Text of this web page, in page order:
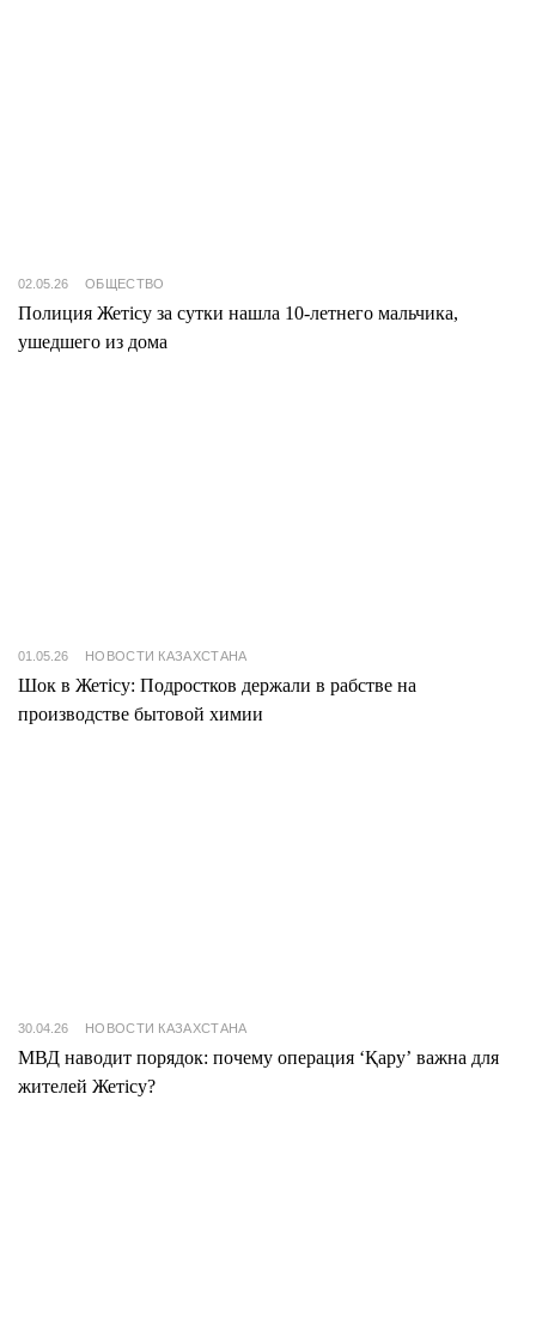
02.05.26 ОБЩЕСТВО
Полиция Жетісу за сутки нашла 10-летнего мальчика,
ушедшего из дома
01.05.26 НОВОСТИ КАЗАХСТАНА
Шок в Жетісу: Подростков держали в рабстве на
производстве бытовой химии
30.04.26 НОВОСТИ КАЗАХСТАНА
МВД наводит порядок: почему операция ‘Қару’ важна для
жителей Жетісу?